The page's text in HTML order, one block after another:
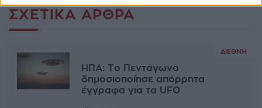
ΣΧΕΤΙΚΆ ΆΡΘΡΑ
ΔΙΕΘΝΉ
ΗΠΑ: Το Πεντάγωνο
δημοσιοποίησε απόρρητα
έγγραφα για τα UFO